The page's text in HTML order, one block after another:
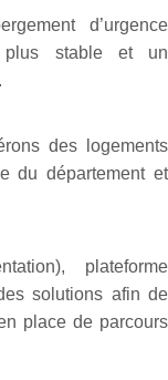
d’urgence
stable et un
des logements
du département et
plateforme
solutions afin de
place de parcours